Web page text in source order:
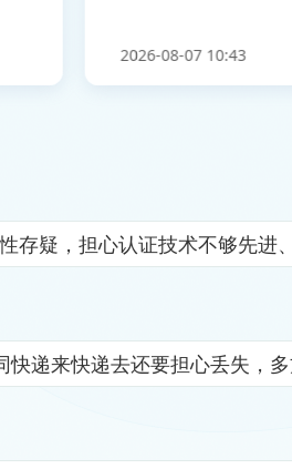
2026-08-07 10:43
疑，担心认证技术不够先
递来快递去还要担心丢失，